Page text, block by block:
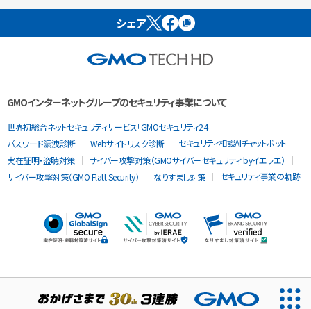
シェア
GMOインターネットグループのセキュリティ事業について
世界初総合ネットセキュリティサービス「GMOセキュリティ24」
パスワード漏洩診断
Webサイトリスク診断
セキュリティ相談AIチャットボット
実在証明・盗聴対策
サイバー攻撃対策（GMOサイバーセキュリティ byイエラエ）
サイバー攻撃対策（GMO Flatt Security）
なりすまし対策 セキュリティ事業の軌跡